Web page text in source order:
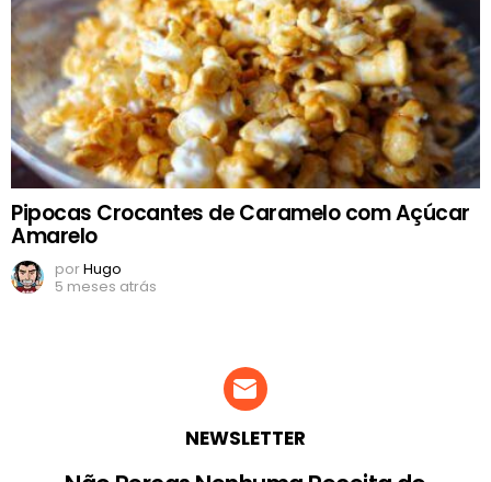
Pipocas Crocantes de Caramelo com Açúcar
Amarelo
porHugo
5 meses atrás
NEWSLETTER